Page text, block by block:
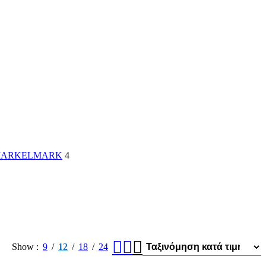
ELMARK 4
Show 9 12 18 24